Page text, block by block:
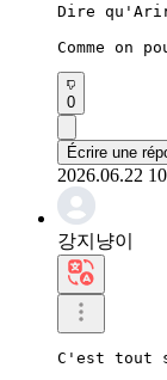
Dire
Comme
0
Écrire une
2026.06.22
강지냥이
C'est tout